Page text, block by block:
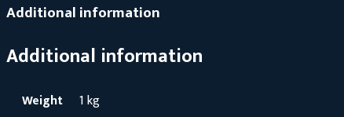
Additional information
Additional information
Weight
1 kg